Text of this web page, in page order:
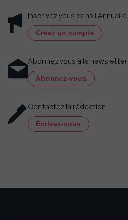
Inscrivez vous dans l'Annuaire
Créez un compte
Abonnez vous à la newsletter
Abonnez-vous
Contactez la rédaction
Écrivez-nous